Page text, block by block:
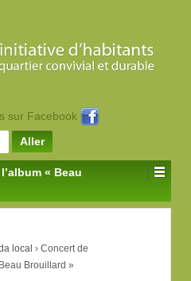
sur Facebook
« Beau
local › Concert de
Brouillard »